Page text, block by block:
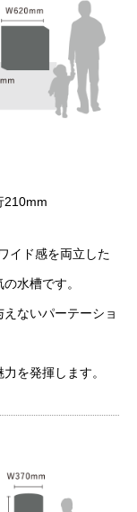
210mm
イド感を両立した
水槽です。
ないパーテーショ
を発揮します。